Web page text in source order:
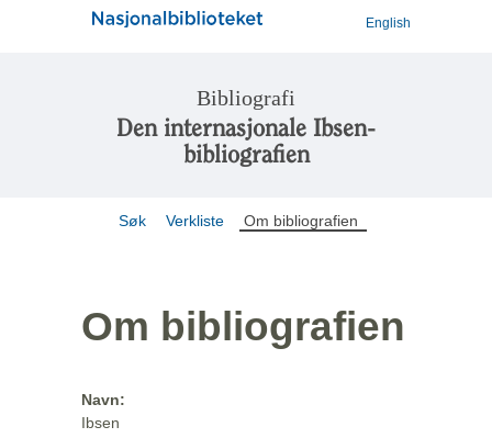
English
Bibliografi
Den internasjonale Ibsen-
bibliografien
Søk Verkliste Om bibliografien
Om bibliografien
Navn:
Ibsen